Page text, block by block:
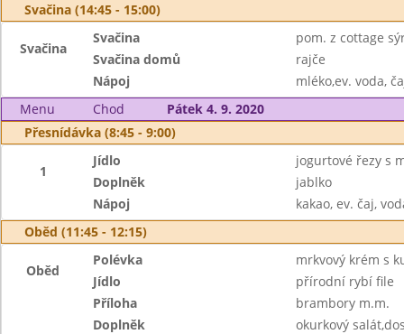
Svačina (14:45 - 15:00)
Svačina
Svačina
pom. z cottage
Svačina domů
rajče
Nápoj
mléko,ev. voda,
Menu
Chod
Pátek 4. 9. 2020
Přesnídávka (8:45 - 9:00)
1
Jídlo
jogurtové řezy s
Doplněk
jablko
Nápoj
kakao, ev. čaj,
Oběd (11:45 - 12:15)
Oběd
Polévka
mrkvový krém s
Jídlo
přírodní rybí file
Příloha
brambory m.m.
Doplněk
okurkový